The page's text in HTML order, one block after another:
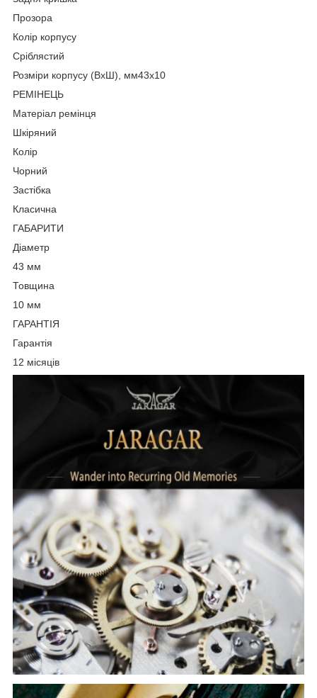
Прозора
Колір корпусу
Сріблястий
Розміри корпусу (ВхШ), мм43х10
РЕМІНЕЦЬ
Матеріал ремінця
Шкіряний
Колір
Чорний
Застібка
Класична
ГАБАРИТИ
Діаметр
43 мм
Товщина
10 мм
ГАРАНТІЯ
Гарантія
12 місяців